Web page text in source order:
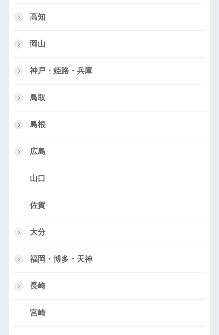
高知
岡山
神戸・姫路・兵庫
鳥取
島根
広島
山口
佐賀
大分
福岡・博多・天神
長崎
宮崎